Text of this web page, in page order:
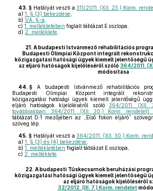
43. § Hatályát veszti a 311/2011. (XII. 23.) Korm.
a) 1. § (3) bekezdése
b) 1/A. §-a
c) 1. mellékletében foglalt táblázat E oszlopa,
d) 2. melléklete
21. A budapesti Istvánmező rehabilitációs
Budapesti Olimpiai Központ integrált
közigazgatási hatósági ügyek kiemelt jelentőségű
az eljáró hatóságok kijelöléséről szóló 364/2011.
módosítása
44. § A budapesti Istvánmező rehabilitációs
Budapesti Olimpiai Központ integrált
közigazgatási hatósági ügyek kiemelt jelentőségű
eljáró hatóságok kijelöléséről szóló 364/2011. (XII.
továbbiakban: 364/2011. (XII. 30.) Korm. rendelet]
táblázat D:1 mezőjében az „Első fokon eljáró”
szöveg lép.
45. § Hatályát veszti a 364/2011. (XII. 30.) Korm.
a) 1. § (3) és (4) bekezdése
b) 1. mellékletében foglalt táblázat E oszlopa,
c) 2. melléklete
22. A budapesti Tüskecsarnok beruházási
közigazgatási hatósági ügyek kiemelt jelentőségű
az eljáró hatóságok kijelöléséről
32/2012. (III. 7.) Korm. rendelet